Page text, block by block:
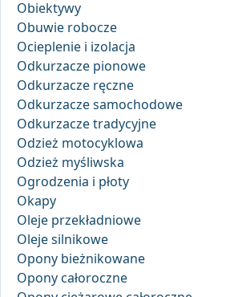
Obiektywy
Obuwie robocze
Ocieplenie i izolacja
Odkurzacze pionowe
Odkurzacze ręczne
Odkurzacze samochodowe
Odkurzacze tradycyjne
Odzież motocyklowa
Odzież myśliwska
Ogrodzenia i płoty
Okapy
Oleje przekładniowe
Oleje silnikowe
Opony bieżnikowane
Opony całoroczne